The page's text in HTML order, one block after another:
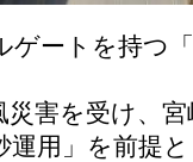
ートを持つ
害を受け、
用」を前提